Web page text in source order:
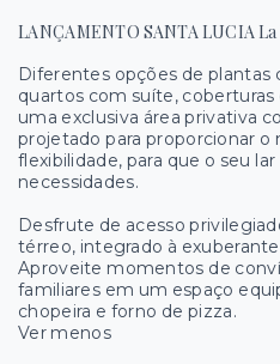
LANÇAMENTO SANTA LUCIA La
Diferentes opções de
quartos com suíte,
uma exclusiva área privativa
projetado para proporcionar
flexibilidade, para que o seu
necessidades.
Desfrute de acesso
térreo, integrado à
Aproveite momentos de
familiares em um espaço
chopeira e forno de pizza.
Ver menos